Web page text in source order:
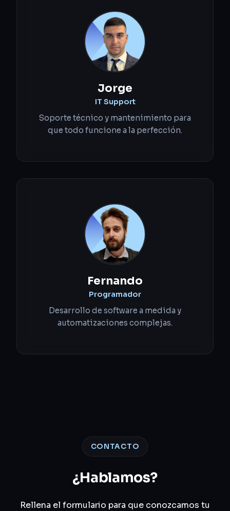
Jorge
IT Support
Soporte técnico y mantenimiento para
que todo funcione a la perfección.
Fernando
Programador
Desarrollo de software a medida y
automatizaciones complejas.
CONTACTO
¿Hablamos?
Rellena el formulario para que conozcamos tu